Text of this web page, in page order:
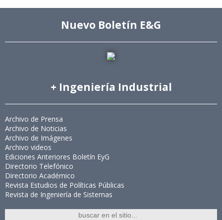
Nuevo Boletín E&G
+ Ingeniería Industrial
Archivo de Prensa
Archivo de Noticias
Archivo de Imágenes
Archivo videos
Ediciones Anteriores Boletín EyG
Directorio Telefónico
Directorio Académico
Revista Estudios de Políticas Públicas
Revista de Ingeniería de Sistemas